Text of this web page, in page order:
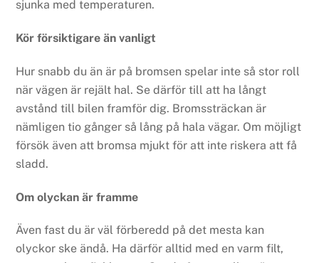
sjunka med temperaturen.
Kör försiktigare än vanligt
Hur snabb du än är på bromsen spelar inte så stor roll
när vägen är rejält hal. Se därför till att ha långt
avstånd till bilen framför dig. Bromssträckan är
nämligen tio gånger så lång på hala vägar. Om möjligt
försök även att bromsa mjukt för att inte riskera att få
sladd.
Om olyckan är framme
Även fast du är väl förberedd på det mesta kan
olyckor ske ändå. Ha därför alltid med en varm filt,